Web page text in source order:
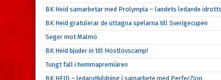
BK Heid samarbetar med Prolympia – landets ledande
BK Heid gratulerar de uttagna spelarna till Sverigecupen
Seger mot Malmö
BK Heid bjuder in till Höstlovscamp!
Tungt fall i hemmapremiären
BK HEID – ledarutbildning i samarbete med PerfecZion